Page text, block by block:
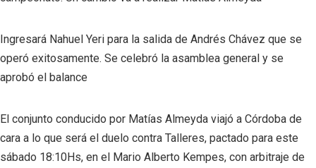
Ingresará Nahuel Yeri para la salida de Andrés Chávez que se
operó exitosamente. Se celebró la asamblea general y se
aprobó el balance
El conjunto conducido por Matías Almeyda viajó a Córdoba de
cara a lo que será el duelo contra Talleres, pactado para este
sábado 18:10Hs, en el Mario Alberto Kempes, con arbitraje de